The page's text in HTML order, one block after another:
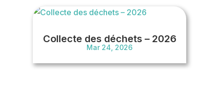
Collecte des déchets – 2026
Mar 24, 2026